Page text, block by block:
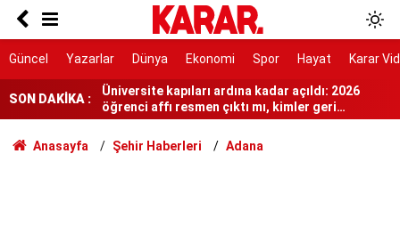
Güncel Yazarlar Dünya Ekonomi Spor Hayat Karar
SON DAKİKA :
En sıcak saatlerde çalışma kısıtlansın
öğrenci affı resmen çıktı mı, kimler geri
dönebilecek?
Çorum'da akrabalar arasında 'kız kaçırma'
kavgası
'Siyasi iradeyi ortaya koydular'
Anasayfa Şehir Haberleri Adana